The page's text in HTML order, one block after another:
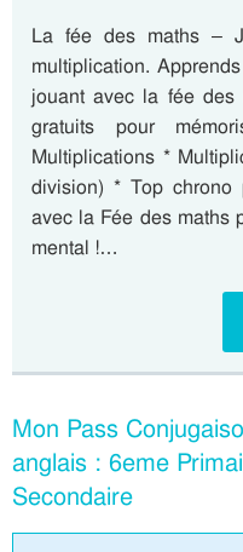
La fée des maths –
multiplication.
jouant avec la fée
gratuits pour
Multiplications *
division) * Top chrono
avec la Fée des maths
mental !…
Mon Pass
anglais : 6eme
Secondaire